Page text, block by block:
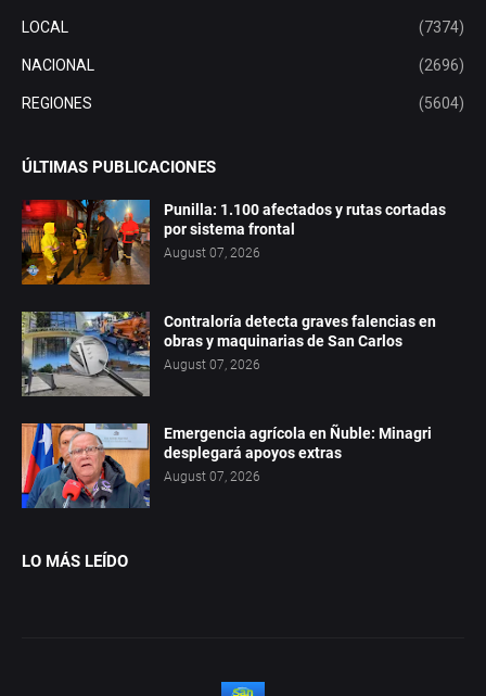
LOCAL (7374)
NACIONAL (2696)
REGIONES (5604)
ÚLTIMAS PUBLICACIONES
Punilla: 1.100 afectados y rutas cortadas
por sistema frontal
August 07, 2026
Contraloría detecta graves falencias en
obras y maquinarias de San Carlos
August 07, 2026
Emergencia agrícola en Ñuble: Minagri
desplegará apoyos extras
August 07, 2026
LO MÁS LEÍDO